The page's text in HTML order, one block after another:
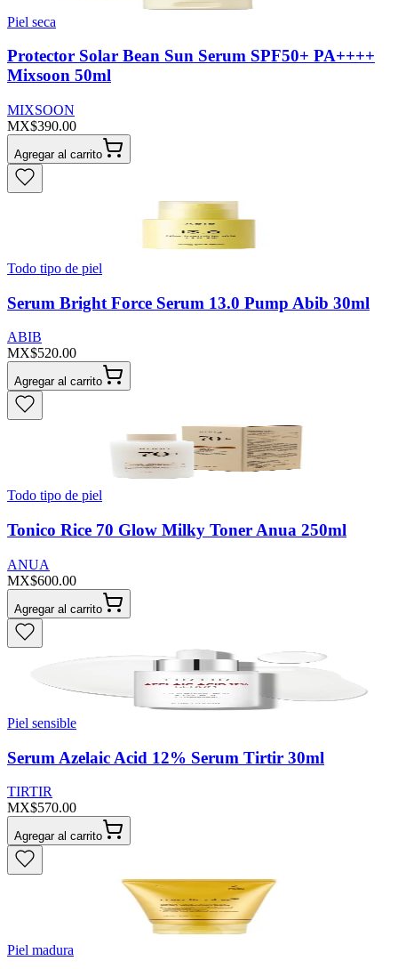
Piel seca
Protector Solar Bean Sun Serum SPF50+ PA++++
Mixsoon 50ml
MIXSOON
MX$390.00
Agregar al carrito
Todo tipo de piel
Serum Bright Force Serum 13.0 Pump Abib 30ml
ABIB
MX$520.00
Agregar al carrito
Todo tipo de piel
Tonico Rice 70 Glow Milky Toner Anua 250ml
ANUA
MX$600.00
Agregar al carrito
Piel sensible
Serum Azelaic Acid 12% Serum Tirtir 30ml
TIRTIR
MX$570.00
Agregar al carrito
Piel madura